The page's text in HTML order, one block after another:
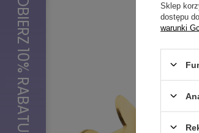
Sklep
dostępu
warunki